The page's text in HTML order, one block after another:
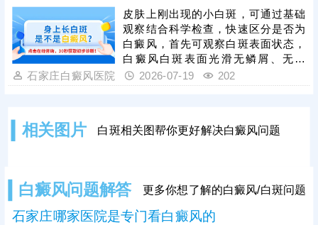
期内会变大、变多，相邻白斑还会相
互融合。最后做按压测试，轻压白斑
部位，普通色素减退斑像贫血痣，按
压时患处不发红，周围皮肤泛红，白
癜风白斑受压后易出现发红情况。想
要明确病情，可及时做科学检查。
皮肤上刚出现的小白斑，可通过基础
观察结合科学检查，快速区分是否为
白癜风，首先可观察白斑表面状态，
白癜风白斑表面光滑无鳞屑、无萎
缩、无红肿，触感与正常皮肤一致，
其次观察白斑变化，白癜风具备扩散
癜风，通过伍德灯、皮肤ct等科学检
石家庄白癜风医院 2026-07-19 202
相关图片 白斑相关图帮你更好解决白癜风问题
白癜风问题解答 更多你想了解的白癜风/白斑问题
石家庄哪家医院是专门看白癜风的